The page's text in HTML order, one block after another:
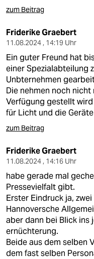
zum Beitrag
Friderike Graebert
11.08.2024 , 14:19 Uhr
Ein guter Freund hat
einer Spezialabteilung
Unbternehmen
Die nehmen noch nicht
Verfügung gestellt
für Licht und die
zum Beitrag
Friderike Graebert
11.08.2024 , 14:16 Uhr
habe gerade mal
Pressevielfalt gibt.
Erster Eindruck ja,
Hannoversche
aber dann bei Blick ins
ernüchterung.
Beide aus dem selben
dem fast selben